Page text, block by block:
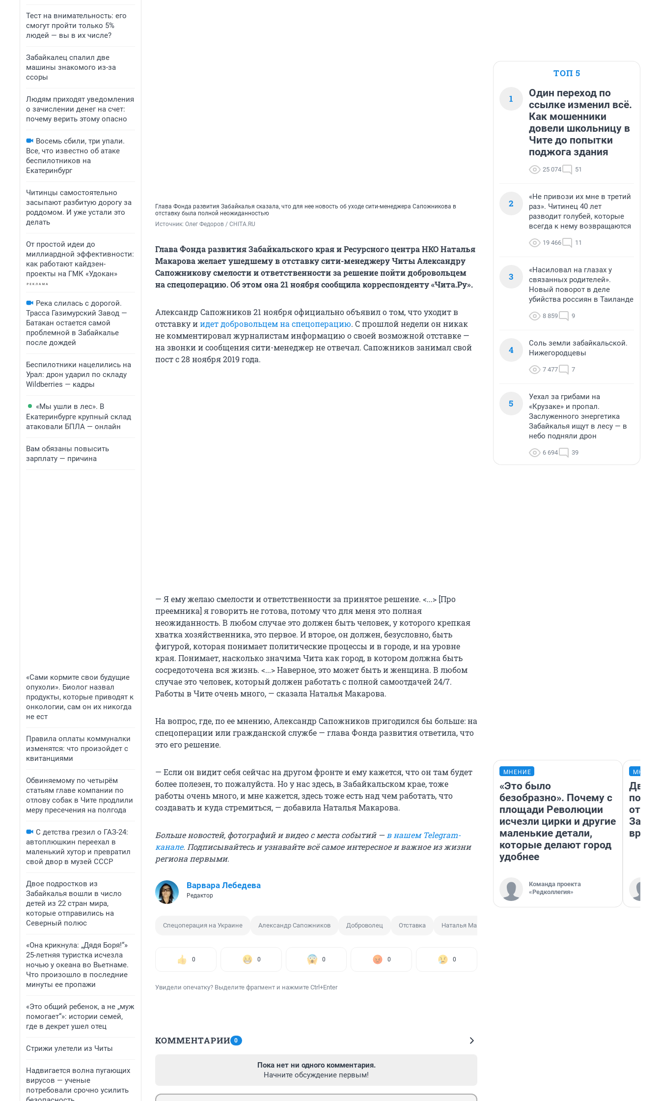
Тест на внимательность: его
смогут пройти только 5%
людей — вы в их числе?
Забайкалец спалил две
машины знакомого из-за
ссоры
Людям приходят уведомления
о зачислении денег на счет:
почему верить этому опасно
Восемь сбили, три упали.
Все, что известно об атаке
беспилотников на
Екатеринбург
Читинцы самостоятельно
засыпают разбитую дорогу за
роддомом. И уже устали это
делать
От простой идеи до
миллиардной эффективности:
как работают кайдзен-
проекты на ГМК «Удокан»
Река слилась с дорогой.
Трасса Газимурский Завод —
Батакан остается самой
проблемной в Забайкалье
после дождей
Беспилотники нацелились на
Урал: дрон ударил по складу
Wildberries — кадры
«Мы ушли в лес». В
Екатеринбурге крупный склад
атаковали БПЛА — онлайн
Вам обязаны повысить
зарплату — причина
«Сами кормите свои будущие
опухоли». Биолог назвал
продукты, которые приводят к
онкологии, сам он их никогда
не ест
Правила оплаты коммуналки
изменятся: что произойдет с
квитанциями
Обвиняемому по четырём
статьям главе компании по
отлову собак в Чите продлили
меру пресечения на полгода
С детства грезил о ГАЗ-24:
автоплюшкин переехал в
маленький хутор и превратил
свой двор в музей СССР
Двое подростков из
Забайкалья вошли в число
детей из 22 стран мира,
которые отправились на
Северный полюс
«Она крикнула: „Дядя Боря!“»
25-летняя туристка исчезла
ночью у океана во Вьетнаме.
Что произошло в последние
минуты ее пропажи
«Это общий ребенок, а не „муж
помогает“»: истории семей,
где в декрет ушел отец
Стрижи улетели из Читы
Надвигается волна пугающих
вирусов — ученые
потребовали срочно усилить
Глава Фонда развития Забайкалья сказала, что для нее новость об уходе сити-менеджера Сапожникова в
отставку была полной неожиданностью
Источник: Олег Федоров / CHITA.RU
Глава Фонда развития Забайкальского края и Ресурсного центра НКО Наталья
Макарова желает ушедшему в отставку сити-менеджеру Читы Александру
Сапожникову смелости и ответственности за решение пойти добровольцем
на спецоперацию. Об этом она 21 ноября сообщила корреспонденту «Чита.Ру».
Александр Сапожников 21 ноября официально объявил о том, что уходит в
отставку иидет добровольцем на спецоперацию. С прошлой недели он никак
не комментировал журналистам информацию о своей возможной отставке —
на звонки и сообщения сити-менеджер не отвечал. Сапожников занимал свой
пост с 28 ноября 2019 года.
— Я ему желаю смелости и ответственности за принятое решение. <...> [Про
преемника] я говорить не готова, потому что для меня это полная
неожиданность. В любом случае это должен быть человек, у которого крепкая
хватка хозяйственника, это первое. И второе, он должен, безусловно, быть
фигурой, которая понимает политические процессы и в городе, и на уровне
края. Понимает, насколько значима Чита как город, в котором должна быть
сосредоточена вся жизнь. <...> Наверное, это может быть и женщина. В любом
случае это человек, который должен работать с полной самоотдачей 24/7.
Работы в Чите очень много, — сказала Наталья Макарова.
На вопрос, где, по ее мнению, Александр Сапожников пригодился бы больше: на
спецоперации или гражданской службе — глава Фонда развития ответила, что
это его решение.
— Если он видит себя сейчас на другом фронте и ему кажется, что он там будет
более полезен, то пожалуйста. Но у нас здесь, в Забайкальском крае, тоже
работы очень много, и мне кажется, здесь тоже есть над чем работать, что
создавать и куда стремиться, — добавила Наталья Макарова.
Больше новостей, фотографий и видео с места событий — в нашем Telegram-
канале. Подписывайтесь и узнавайте всё самое интересное и важное из жизни
региона первыми.
Варвара Лебедева
Редактор
Спецоперация на Украине Александр Сапожников Доброволец Отставка Наталья Макарова
0 0 0 0 0
Увидели опечатку? Выделите фрагмент и нажмите Ctrl+Enter
КОММЕНТАРИИ 0
Пока нет ни одного комментария.
Начните обсуждение первым!
ТОП 5
1
Один переход по
ссылке изменил всё.
Как мошенники
довели школьницу в
Чите до попытки
поджога здания
25 074 51
2
«Не привози их мне в третий
раз». Читинец 40 лет
разводит голубей, которые
всегда к нему возвращаются
19 466 11
3
«Насиловал на глазах у
связанных родителей».
Новый поворот в деле
убийства россиян в Таиланде
8 859 9
4
Соль земли забайкальской.
Нижегородцевы
7 477 7
5
Уехал за грибами на
«Крузаке» и пропал.
Заслуженного энергетика
Забайкалья ищут в лесу — в
небо подняли дрон
6 694 39
МНЕНИЕ
«Это было
безобразно». Почему с
площади Революции
исчезли цирки и другие
маленькие детали,
которые делают город
удобнее
Команда проекта
«Редколлегия»
Два
от